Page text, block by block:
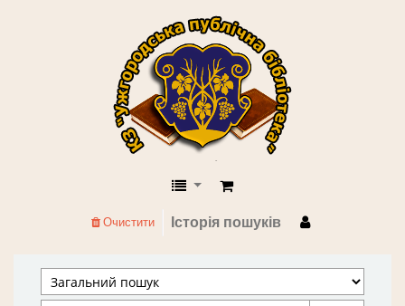
КЗ "Ужгородська публічна
Історія пошуків
Очистити